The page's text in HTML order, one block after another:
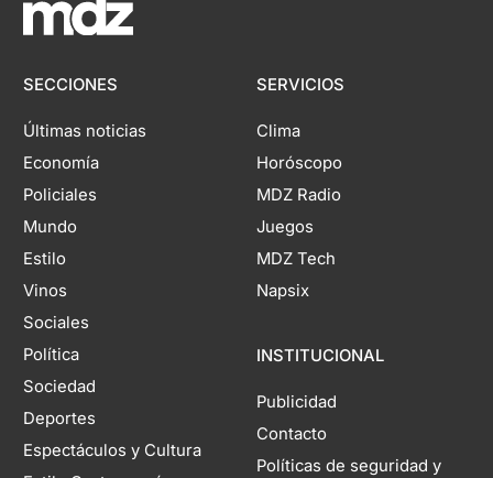
SECCIONES
Últimas noticias
Economía
Policiales
Mundo
Estilo
Vinos
Sociales
Política
Sociedad
Deportes
Espectáculos y Cultura
SERVICIOS
Clima
Horóscopo
MDZ Radio
Juegos
MDZ Tech
Napsix
INSTITUCIONAL
Publicidad
Contacto
Políticas de seguridad y